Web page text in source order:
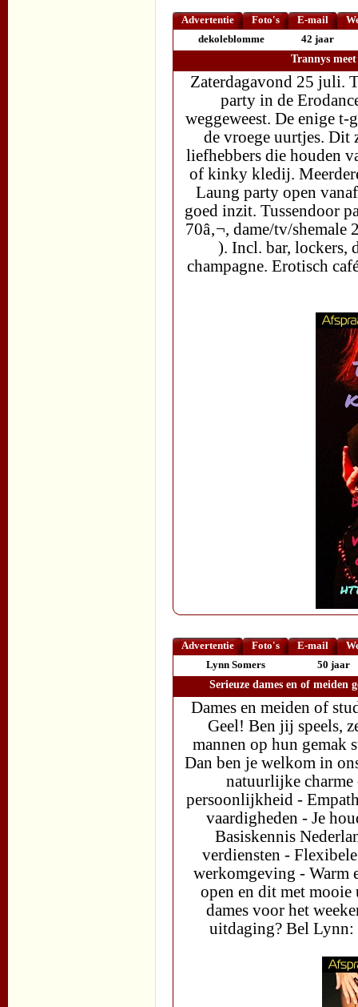
Advertentie Foto's E-mail
dekoleblomme
42 jaar
Trannys
Zaterdagavond 25 juli.
party in de
weggeweest. De enige
de vroege uurtjes. Dit
liefhebbers die houden
of kinky kledij.
Laung party open
goed inzit. Tussendoor
70â‚¬, dame/tv/shemale
). Incl. bar, lockers,
champagne. Erotisch
Advertentie Foto's E-mail
Lynn Somers
50 jaar
Serieuze dames en of meiden
Dames en meiden of
Geel! Ben jij speels,
mannen op hun gemak
Dan ben je welkom in
natuurlijke
persoonlijkheid -
vaardigheden - Je
Basiskennis
verdiensten -
werkomgeving - Warm
open en dit met
dames voor het
uitdaging? Bel